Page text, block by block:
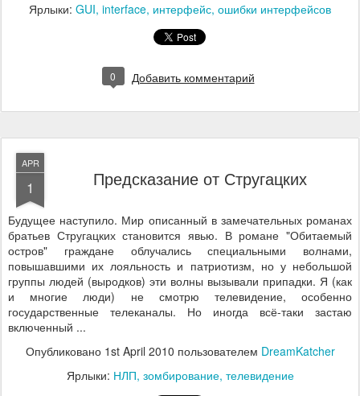
Ярлыки: GUI interface интерфейс ошибки интерфейсов
0 Добавить комментарий
APR
1 Предсказание от Стругацких
Будущее наступило. Мир описанный в замечательных романах
братьев Стругацких становится явью. В романе "Обитаемый
остров" граждане облучались специальными волнами,
повышавшими их лояльность и патриотизм, но у небольшой
группы людей (выродков) эти волны вызывали припадки. Я (как
и многие люди) не смотрю телевидение, особенно
государственные телеканалы. Но иногда всё-таки застаю
включенный ...
Опубликовано 1st April 2010 пользователем DreamKatcher
Ярлыки: НЛП зомбирование телевидение